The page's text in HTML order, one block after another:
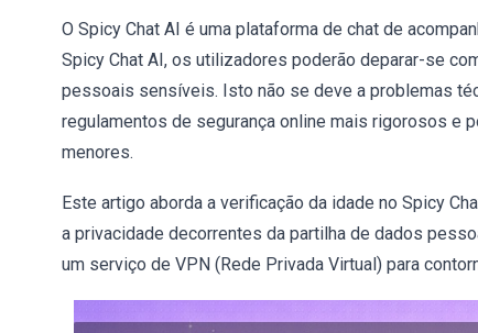
O Spicy Chat AI é uma plataforma de chat de
Spicy Chat AI, os utilizadores poderão deparar-se
pessoais sensíveis. Isto não se deve a problemas
regulamentos de segurança online mais rigorosos e
menores.
Este artigo aborda a verificação da idade no Spicy
a privacidade decorrentes da partilha de dados
um serviço de VPN (Rede Privada Virtual) para